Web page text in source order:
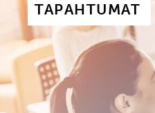
TAPAHTUMAT